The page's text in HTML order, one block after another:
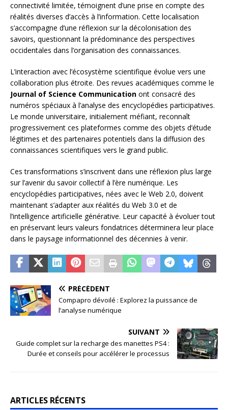
connectivité limitée, témoignent d’une prise en compte des
réalités diverses d’accès à l’information. Cette localisation
s’accompagne d’une réflexion sur la décolonisation des
savoirs, questionnant la prédominance des perspectives
occidentales dans l’organisation des connaissances.
L’interaction avec l’écosystème scientifique évolue vers une
collaboration plus étroite. Des revues académiques comme le
Journal of Science Communication ont consacré des
numéros spéciaux à l’analyse des encyclopédies participatives.
Le monde universitaire, initialement méfiant, reconnaît
progressivement ces plateformes comme des objets d’étude
légitimes et des partenaires potentiels dans la diffusion des
connaissances scientifiques vers le grand public.
Ces transformations s’inscrivent dans une réflexion plus large
sur l’avenir du savoir collectif à l’ère numérique. Les
encyclopédies participatives, nées avec le Web 2.0, doivent
maintenant s’adapter aux réalités du Web 3.0 et de
l’intelligence artificielle générative. Leur capacité à évoluer tout
en préservant leurs valeurs fondatrices déterminera leur place
dans le paysage informationnel des décennies à venir.
PRÉCÉDENT
Compapro dévoilé : Explorez la puissance de
l’analyse numérique
SUIVANT
Guide complet sur la recharge des manettes PS4 :
Durée et conseils pour accélérer le processus
ARTICLES RÉCENTS